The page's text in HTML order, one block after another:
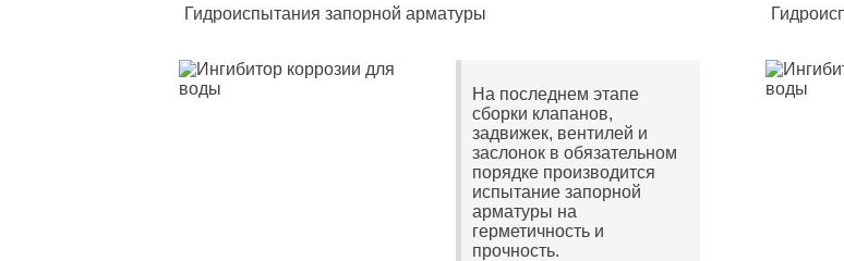
Гидроиспытания запорной арматуры
На последнем этапе
сборки клапанов,
задвижек, вентилей и
заслонок в обязательном
порядке производится
испытание запорной
арматуры на
герметичность и
прочность.